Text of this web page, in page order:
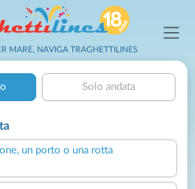
MARE, NAVIGA TRAGHETTILINES
Solo andata
un porto o una rotta